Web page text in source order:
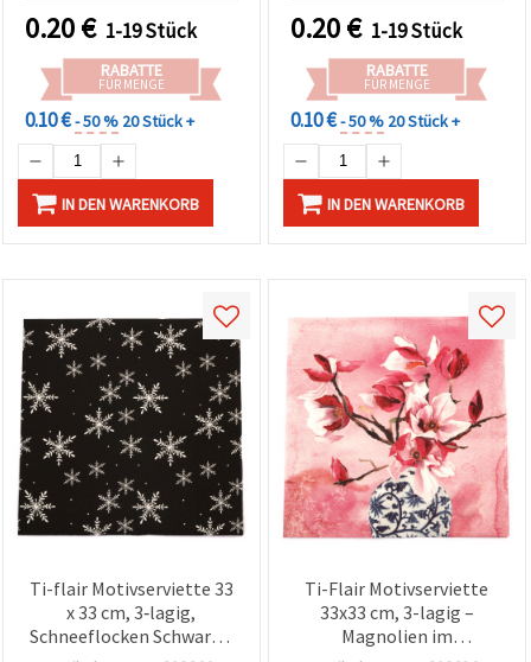
0.20€ 1-19 Stück
RABATTE
FÜR MENGE
0.10 €- 50 % 20 Stück +
IN DEN WARENKORB
Basteln – 1 Stück
0.20€ 1-19 Stück
RABATTE
FÜR MENGE
0.10 €- 50 % 20 Stück +
IN DEN WARENKORB
Ti-flair Motivserviette 33
x 33 cm, 3‑lagig,
Schneeflocken Schwarz –
Ti-Flair Motivserviette
33x33 cm, 3-lagig –
Magnolien im